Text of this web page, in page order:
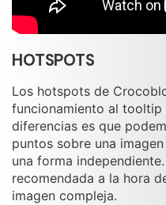
HOTSPOTS
Los hotspots de
funcionamiento al tooltip
diferencias es que
puntos sobre una
una forma
recomendada a la hora
imagen compleja.